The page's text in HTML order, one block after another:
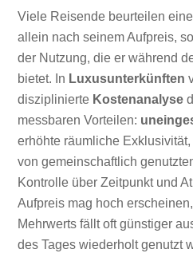
Viele Reisende beurteilen
allein nach seinem Aufpreis,
der Nutzung, die er während
bietet. In Luxusunterkünften
disziplinierte Kostenanalyse
messbaren Vorteilen:
erhöhte räumliche
von gemeinschaftlich
Kontrolle über Zeitpunkt und
Aufpreis mag hoch
Mehrwerts fällt oft günstiger
des Tages wiederholt genutzt